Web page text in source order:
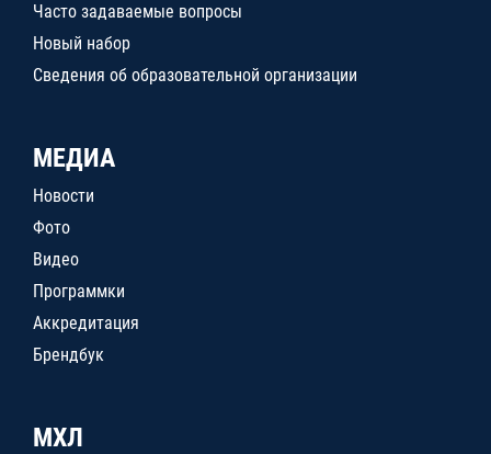
Часто задаваемые вопросы
Новый набор
Сведения об образовательной организации
МЕДИА
Новости
Фото
Видео
Программки
Аккредитация
Брендбук
МХЛ